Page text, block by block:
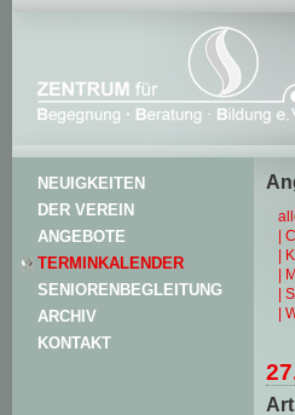
NEUIGKEITEN
DER VEREIN
ANGEBOTE
TERMINKALENDER
SENIORENBEGLEITUNG
ARCHIV
KONTAKT
|
|
|
|
|